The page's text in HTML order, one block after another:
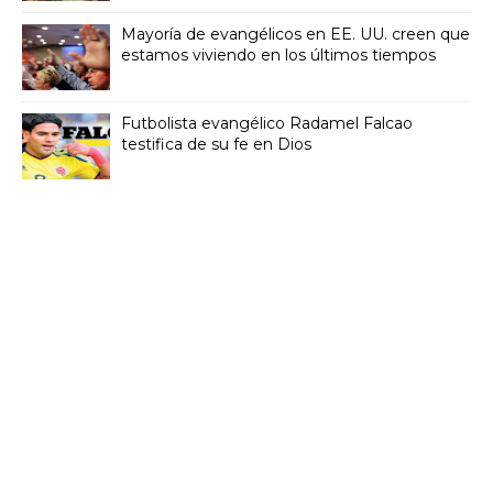
Mayoría de evangélicos en EE. UU. creen que
estamos viviendo en los últimos tiempos
Futbolista evangélico Radamel Falcao
testifica de su fe en Dios